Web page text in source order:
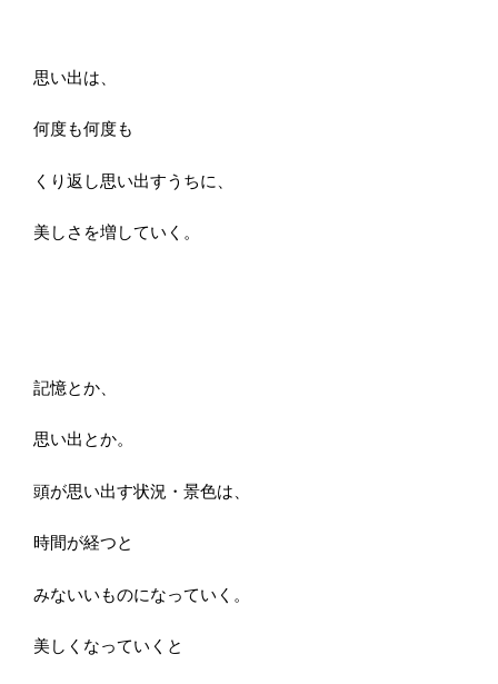
思い出は、
何度も何度も
くり返し思い出すうちに、
美しさを増していく。
記憶とか、
思い出とか。
頭が思い出す状況・景色は、
時間が経つと
みないいものになっていく。
美しくなっていくと